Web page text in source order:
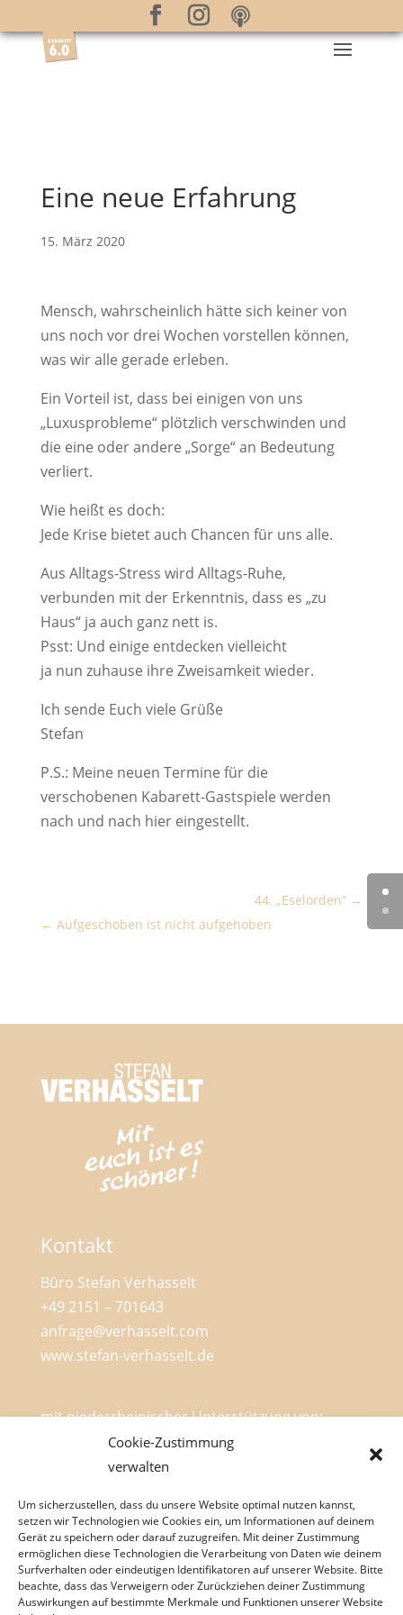
Cookie-Zustimmung
verwalten
Um sicherzustellen, dass du unsere Website optimal nutzen kannst,
setzen wir Technologien wie Cookies ein, um Informationen auf deinem
Gerät zu speichern oder darauf zuzugreifen. Mit deiner Zustimmung
ermöglichen diese Technologien die Verarbeitung von Daten wie deinem
Surfverhalten oder eindeutigen Identifikatoren auf unserer Website. Bitte
beachte, dass das Verweigern oder Zurückziehen deiner Zustimmung
Auswirkungen auf bestimmte Merkmale und Funktionen unserer Website
Eine neue Erfahrung
15. März 2020
Mensch, wahrscheinlich hätte sich keiner von
uns noch vor drei Wochen vorstellen können,
was wir alle gerade erleben.
Ein Vorteil ist, dass bei einigen von uns
„Luxusprobleme“ plötzlich verschwinden und
die eine oder andere „Sorge“ an Bedeutung
verliert.
Wie heißt es doch:
Jede Krise bietet auch Chancen für uns alle.
Aus Alltags-Stress wird Alltags-Ruhe,
verbunden mit der Erkenntnis, dass es „zu
Haus“ ja auch ganz nett is.
Psst: Und einige entdecken vielleicht
ja nun zuhause ihre Zweisamkeit wieder.
Ich sende Euch viele Grüße
Stefan
P.S.: Meine neuen Termine für die
verschobenen Kabarett-Gastspiele werden
nach und nach hier eingestellt.
44. „Eselorden“
Aufgeschoben ist nicht aufgehoben
Kontakt
Büro Stefan Verhasselt
+49 2151 – 701643
anfrage@verhasselt.com
www.stefan-verhasselt.de
mit niederrheinischer Unterstützung von:
Stefan Verhasselt
Neues Programm